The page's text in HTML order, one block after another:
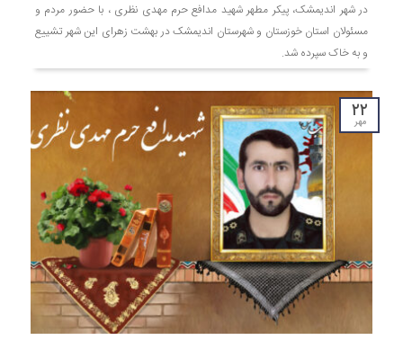
در شهر اندیمشک، پیکر مطهر شهید مدافع حرم مهدی نظری ، با حضور مردم و
مسئولان استان خوزستان و شهرستان اندیمشک در بهشت زهرای این شهر تشییع
و به خاک سپرده شد.
۲۲
مهر